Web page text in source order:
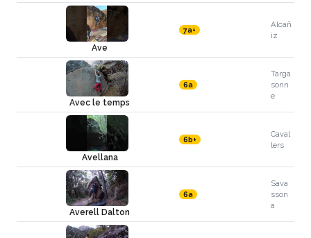
Ave
7a+
Alcañ
iz
Avec le temps
6a
Targa
sonn
e
Avellana
6b+
Caval
lers
Averell Dalton
6a
Sava
sson
a